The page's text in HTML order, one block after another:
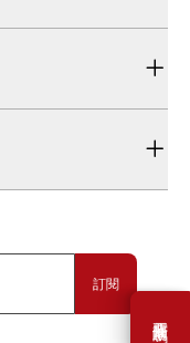
需要幫助嗎？
訂閱